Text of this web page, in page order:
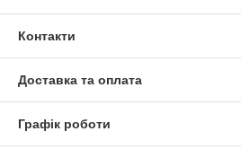
Контакти
Доставка та оплата
Графік роботи